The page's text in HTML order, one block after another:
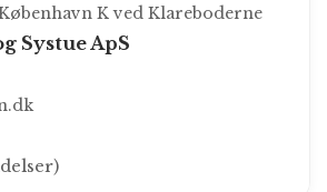
K ved Klareboderne
Systue ApS